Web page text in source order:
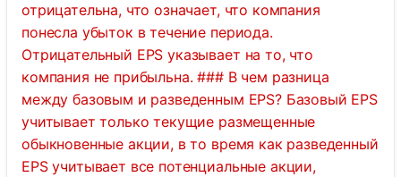
отрицательна, что означает, что компания
понесла убыток в течение периода.
Отрицательный EPS указывает на то, что
компания не прибыльна. ### В чем разница
между базовым и разведенным EPS? Базовый EPS
учитывает только текущие размещенные
обыкновенные акции, в то время как разведенный
EPS учитывает все потенциальные акции,